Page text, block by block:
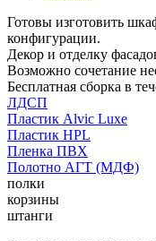
Готовы изготовить
конфигурации.
Декор и отделку
Возможно сочетание
Бесплатная сборка в
ЛДСП
Пластик Alvic Luxe
Пластик HPL
Пленка ПВХ
Полотно АГТ (МДФ)
полки
корзины
штанги